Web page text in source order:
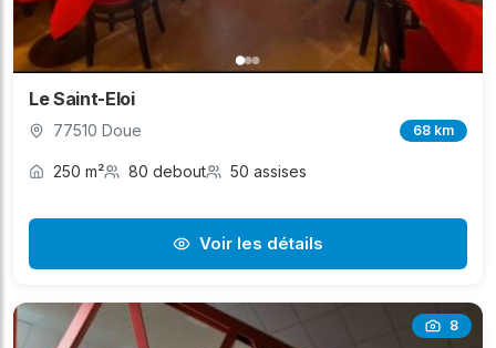
Le Saint-Eloi
77510 Doue 68 km
250 m² 80 debout 50 assises
Voir les détails
8